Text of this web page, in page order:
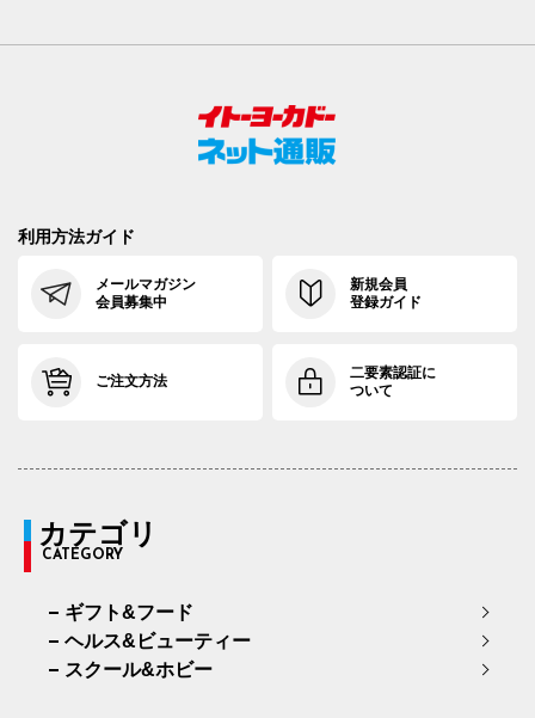
利用方法ガイド
メールマガジン
会員募集中
新規会員
登録ガイド
ご注文方法
二要素認証に
ついて
カテゴリ
CATEGORY
ギフト&フード
ヘルス&ビューティー
スクール&ホビー